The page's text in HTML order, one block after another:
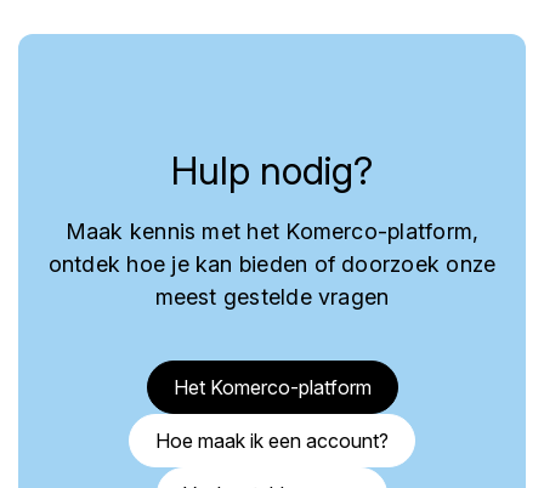
Hulp nodig?
Maak kennis met het Komerco-platform,
ontdek hoe je kan bieden of doorzoek onze
meest gestelde vragen
Het Komerco-platform
Hoe maak ik een account?